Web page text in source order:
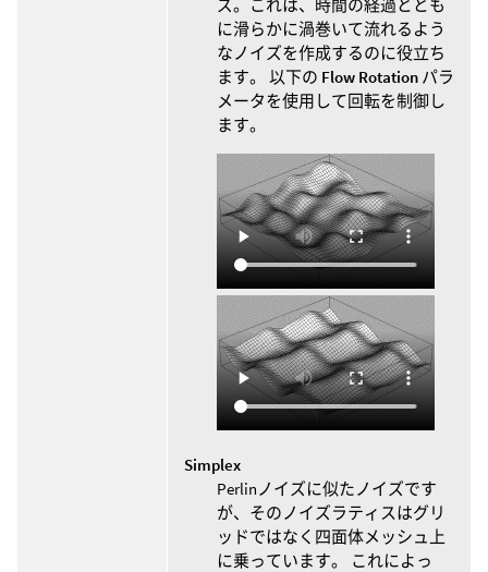
ズ。これは、時間の経過ととも
に滑らかに渦巻いて流れるよう
なノイズを作成するのに役立ち
ます。 以下の Flow Rotation パラ
メータを使用して回転を制御し
ます。
Simplex
Perlinノイズに似たノイズです
が、そのノイズラティスはグリ
ッドではなく四面体メッシュ上
に乗っています。 これによっ